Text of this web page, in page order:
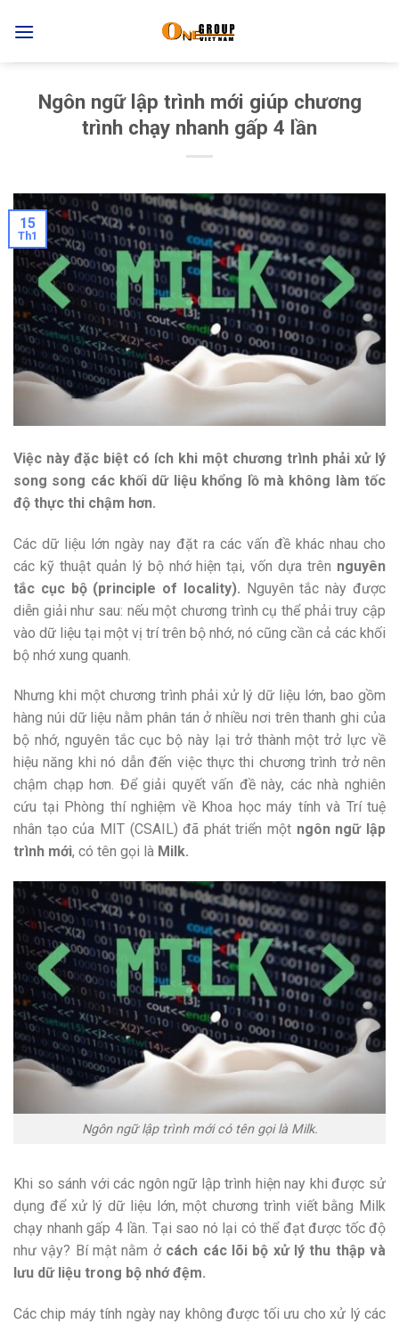
Ngôn ngữ lập trình mới giúp chương
trình chạy nhanh gấp 4 lần
15
Th1
Việc này đặc biệt có ích khi một chương trình phải xử lý
song song các khối dữ liệu khổng lồ mà không làm tốc
độ thực thi chậm hơn.
Các dữ liệu lớn ngày nay đặt ra các vấn đề khác nhau cho
các kỹ thuật quản lý bộ nhớ hiện tại, vốn dựa trên nguyên
tắc cục bộ (principle of locality). Nguyên tắc này được
diễn giải như sau: nếu một chương trình cụ thể phải truy cập
vào dữ liệu tại một vị trí trên bộ nhớ, nó cũng cần cả các khối
bộ nhớ xung quanh.
Nhưng khi một chương trình phải xử lý dữ liệu lớn, bao gồm
hàng núi dữ liệu nằm phân tán ở nhiều nơi trên thanh ghi của
bộ nhớ, nguyên tắc cục bộ này lại trở thành một trở lực về
hiệu năng khi nó dẫn đến việc thực thi chương trình trở nên
chậm chạp hơn. Để giải quyết vấn đề này, các nhà nghiên
cứu tại Phòng thí nghiệm về Khoa học máy tính và Trí tuệ
nhân tạo của MIT (CSAIL) đã phát triển một ngôn ngữ lập
trình mới, có tên gọi là Milk.
Ngôn ngữ lập trình mới có tên gọi là Milk.
Khi so sánh với các ngôn ngữ lập trình hiện nay khi được sử
dụng để xử lý dữ liệu lớn, một chương trình viết bằng Milk
chạy nhanh gấp 4 lần. Tại sao nó lại có thể đạt được tốc độ
như vậy? Bí mật nằm ở cách các lõi bộ xử lý thu thập và
lưu dữ liệu trong bộ nhớ đệm.
Các chip máy tính ngày nay không được tối ưu cho xử lý các